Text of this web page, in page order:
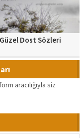
Dost Sözleri
aracılığıyla siz